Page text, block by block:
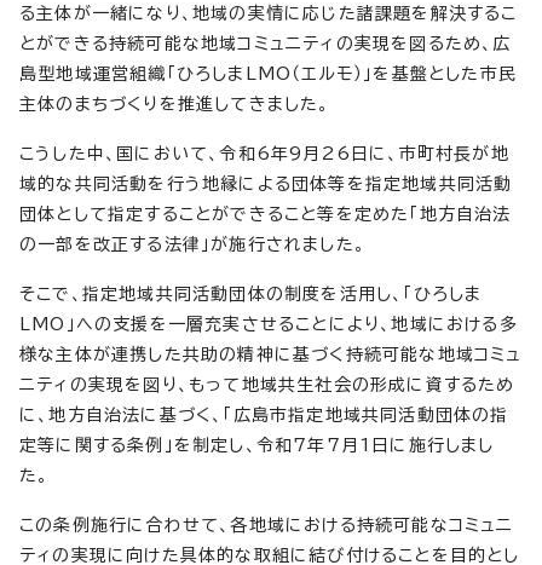
る主体が一緒になり、地域の実情に応じた諸課題を解決するこ
とができる持続可能な地域コミュニティの実現を図るため、広
島型地域運営組織「ひろしまLMO（エルモ）」を基盤とした市民
主体のまちづくりを推進してきました。
こうした中、国において、令和6年9月26日に、市町村長が地
域的な共同活動を行う地縁による団体等を指定地域共同活動
団体として指定することができること等を定めた「地方自治法
の一部を改正する法律」が施行されました。
そこで、指定地域共同活動団体の制度を活用し、「ひろしま
LMO」への支援を一層充実させることにより、地域における多
様な主体が連携した共助の精神に基づく持続可能な地域コミュ
ニティの実現を図り、もって地域共生社会の形成に資するため
に、地方自治法に基づく、「広島市指定地域共同活動団体の指
定等に関する条例」を制定し、令和7年7月1日に施行しまし
た。
この条例施行に合わせて、各地域における持続可能なコミュニ
ティの実現に向けた具体的な取組に結び付けることを目的とし